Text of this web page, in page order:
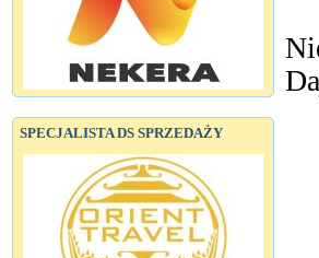
SPECJALISTA DS SPRZEDAŻY